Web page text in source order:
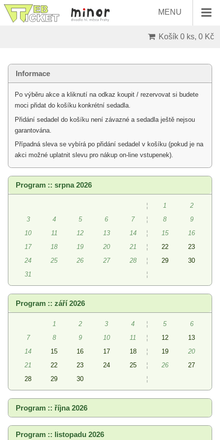
MENU
Košík 0 ks, 0 Kč
Informace
Po výběru akce a kliknutí na odkaz koupit / rezervovat si budete
moci přidat do košíku konkrétní sedadla.
Přidání sedadel do košíku není závazné a sedadla ještě nejsou
garantována.
Případná sleva se vybírá po přidání sedadel v košíku (pokud je na
akci možné uplatnit slevu pro nákup on-line vstupenek).
Program :: srpna 2026
¦ 1
2
3
4 5 6 7 ¦ 8
9
10
11 12 13 14 ¦ 15
16
17
18 19 20 21 ¦ 22
23
24
25 26 27 28 ¦ 29
30
31
¦
Program :: září 2026
1 2 3 4 ¦ 5
6
7
8 9 10 11 ¦ 12
13
14
15 16 17 18 ¦ 19
20
21
22 23 24 25 ¦ 26
27
28
29 30 ¦
Program :: října 2026
Program :: listopadu 2026